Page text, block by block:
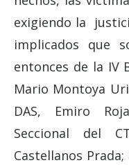
exigiendo la
implicados que
entonces de la IV
Mario Montoya
DAS, Emiro
Seccional del
Castellanos